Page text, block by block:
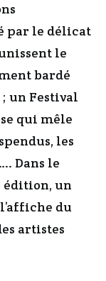
par le délicat
le
bardé
un Festival
qui mêle
les
Dans le
édition, un
du
artistes